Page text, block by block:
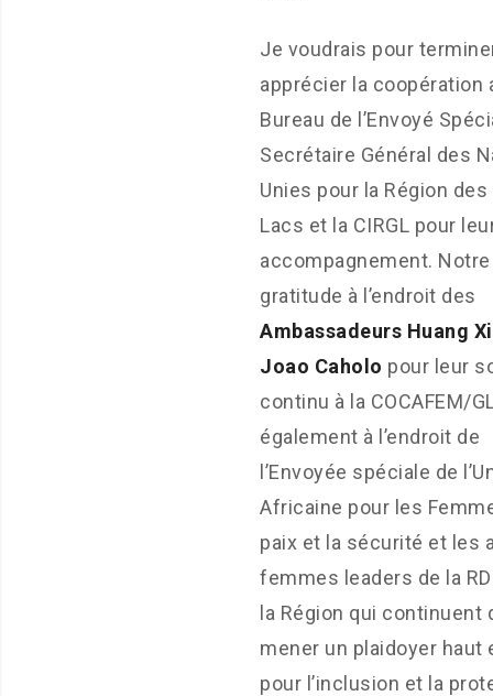
Je voudrais pour
apprécier la coopération
Bureau de l’Envoyé
Secrétaire Général des
Unies pour la Région des
Lacs et la CIRGL pour
accompagnement. Notre
gratitude à l’endroit des
Ambassadeurs Huang
Joao Caholo pour leur
continu à la COCAFEM/
également à l’endroit de
l’Envoyée spéciale de
Africaine pour les
paix et la sécurité et les
femmes leaders de la
la Région qui continuent
mener un plaidoyer haut
pour l’inclusion et la